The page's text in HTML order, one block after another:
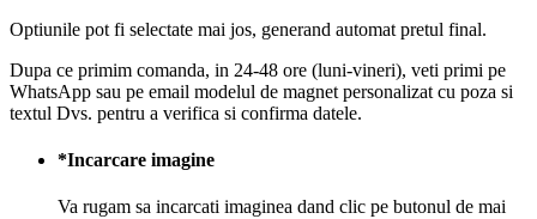
Optiunile pot fi selectate mai jos, generand automat pretul final.
Dupa ce primim comanda, in 24-48 ore (luni-vineri), veti primi pe
WhatsApp sau pe email modelul de magnet personalizat cu poza si
textul Dvs. pentru a verifica si confirma datele.
*Incarcare imagine
Va rugam sa incarcati imaginea dand clic pe butonul de mai